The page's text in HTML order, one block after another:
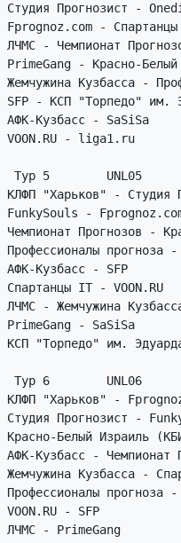
Студия Прогнозист -
Fprognoz.com -
ЛЧМС - Чемпионат
PrimeGang - Красно-
Жемчужина Кузбасса -
SFP - КСП "Торпедо" им.
АФК-Кузбасс - SaSiSa
VOON.RU - liga1.ru
Тур 5        UNL05
КЛФП "Харьков" - Студия
FunkySouls -
Чемпионат Прогнозов -
Профессионалы прогноза
АФК-Кузбасс - SFP
Спартанцы IT - VOON.RU
ЛЧМС - Жемчужина
PrimeGang - SaSiSa
КСП "Торпедо" им.
Тур 6        UNL06
КЛФП "Харьков" -
Студия Прогнозист -
Красно-Белый Израиль
АФК-Кузбасс - Чемпионат
Жемчужина Кузбасса -
Профессионалы прогноза
VOON.RU - SFP
ЛЧМС - PrimeGang